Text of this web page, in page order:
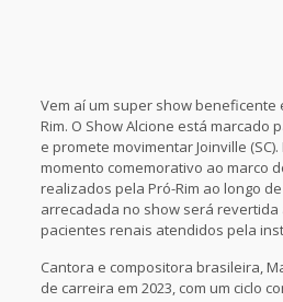
Vem aí um super show beneficente
Rim. O Show Alcione está marcado
e promete movimentar Joinville
momento comemorativo ao marco
realizados pela Pró-Rim ao longo
arrecadada no show será
pacientes renais atendidos pela
Cantora e compositora brasileira,
de carreira em 2023, com um ciclo